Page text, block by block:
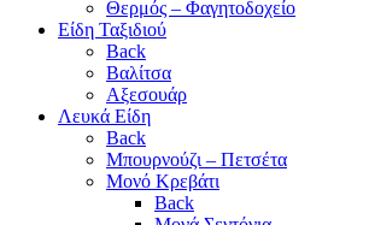
Θερμός – Φαγητοδοχείο
Είδη Ταξιδιού
Back
Βαλίτσα
Αξεσουάρ
Λευκά Είδη
Back
Μπουρνούζι – Πετσέτα
Μονό Κρεβάτι
Back